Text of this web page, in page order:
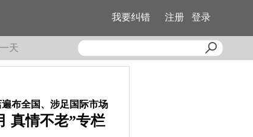
我要纠错 注册 登录
天
布全国、涉足国际市场
真情不老”专栏